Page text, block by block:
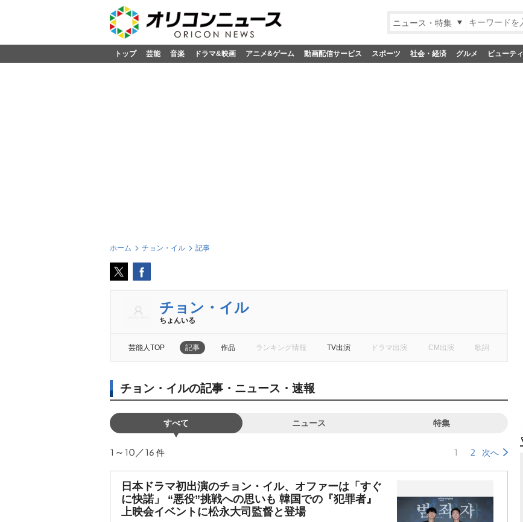
ニュース・特集
トップ 芸能 音楽 ドラマ&映画 アニメ&ゲーム 動画配信サービス スポーツ 社会・経済 グルメ ビューティ
ホーム チョン・イル 記事
チョン・イル
ちょんいる
芸能人TOP 記事 作品 ランキング情報 TV出演 ドラマ出演 CM出演 歌詞
チョン・イルの記事・ニュース・速報
すべて ニュース 特集
1～10／16 件 1 2 次へ
日本ドラマ初出演のチョン・イル、オファーは「すぐ
に快諾」 “悪役”挑戦への思いも 韓国での『犯罪者』
上映会イベントに松永大司監督と登場